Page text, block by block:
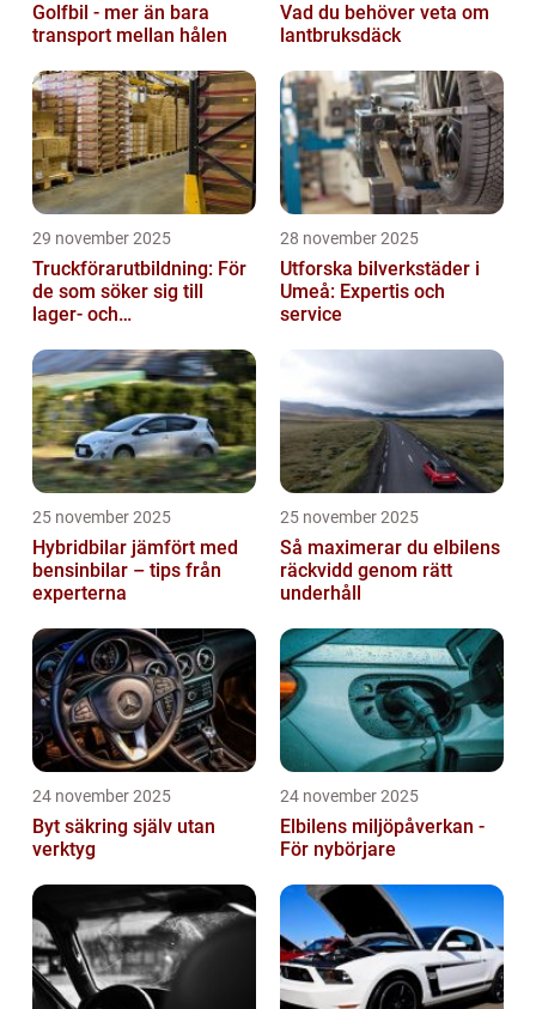
Golfbil - mer än bara
transport mellan hålen
Vad du behöver veta om
lantbruksdäck
29 november 2025
Truckförarutbildning: För
de som söker sig till
lager- och
28 november 2025
Utforska bilverkstäder i
Umeå: Expertis och
service
25 november 2025
Hybridbilar jämfört med
bensinbilar – tips från
experterna
25 november 2025
Så maximerar du elbilens
räckvidd genom rätt
underhåll
24 november 2025
Byt säkring själv utan
verktyg
24 november 2025
Elbilens miljöpåverkan -
För nybörjare